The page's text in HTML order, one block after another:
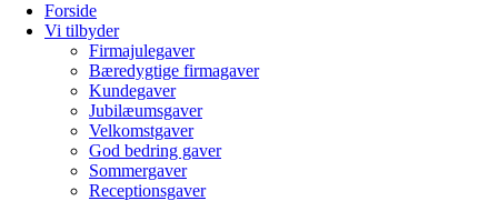
Forside
Vi tilbyder
Firmajulegaver
Bæredygtige firmagaver
Kundegaver
Jubilæumsgaver
Velkomstgaver
God bedring gaver
Sommergaver
Receptionsgaver